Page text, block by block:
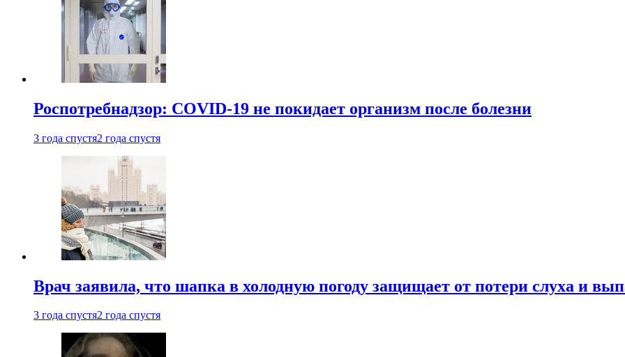
Роспотребнадзор: COVID-19 не покидает организм после болезни
3 года спустя2 года спустя
Врач заявила, что шапка в холодную погоду защищает от потери слуха и
3 года спустя2 года спустя